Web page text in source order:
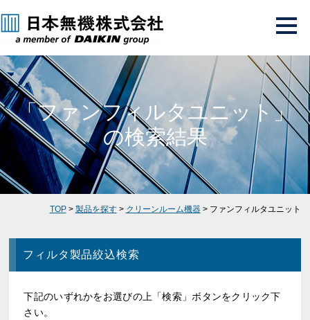
「ファンフィルタユニット」
の検索結果
TOP> 製品を探す> クリーンルーム機器> ファンフィルタユニット
フィルタ製品絞込検索
下記のいずれかをお選びの上「検索」ボタンをクリック下
さい。